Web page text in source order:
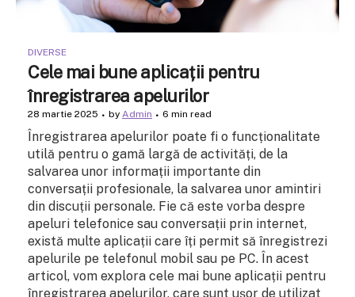
DIVERSE
Cele mai bune aplicații pentru
înregistrarea apelurilor
28 martie 2025 by Admin 6 min read
Înregistrarea apelurilor poate fi o funcționalitate
utilă pentru o gamă largă de activități, de la
salvarea unor informații importante din
conversații profesionale, la salvarea unor amintiri
din discuții personale. Fie că este vorba despre
apeluri telefonice sau conversații prin internet,
există multe aplicații care îți permit să înregistrezi
apelurile pe telefonul mobil sau pe PC. În acest
articol, vom explora cele mai bune aplicații pentru
înregistrarea apelurilor, care sunt ușor de utilizat